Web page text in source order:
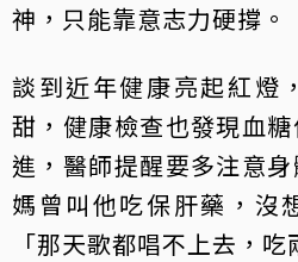
神，只能靠意志力硬撐。
談到近年健康亮起紅燈
甜，健康檢查也發現血
進，醫師提醒要多注意
媽曾叫他吃保肝藥，沒
「那天歌都唱不上去，吃